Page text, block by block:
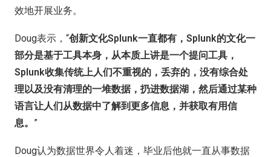
效地开展业务。
Doug表示，“创新文化Splunk一直都有，Splunk的文化一
部分是基于工具本身，从本质上讲是一个提问工具，
Splunk收集传统上人们不重视的，丢弃的，没有综合处
理以及没有清理的一堆数据，扔进数据湖，然后通过某种
语言让人们从数据中了解到更多信息，并获取有用信
息。 ”
Doug认为数据世界令人着迷，毕业后他就一直从事数据